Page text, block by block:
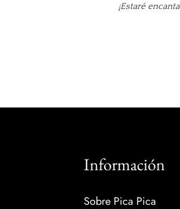
¡Estaré
Información
Sobre Pica Pica